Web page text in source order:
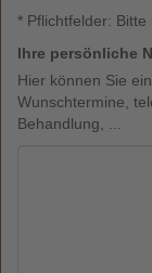
* Pflichtfelder:
Ihre persönliche
Hier können Sie
Wunschtermine,
Behandlung, ...